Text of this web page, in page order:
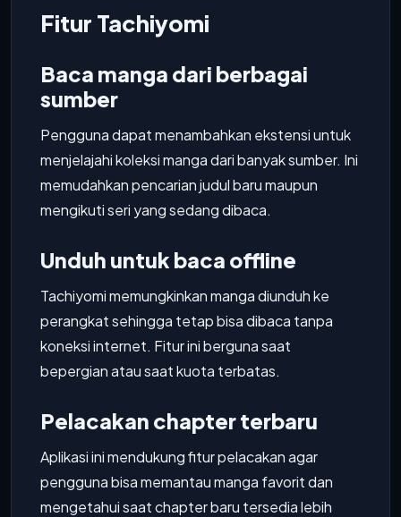
Fitur Tachiyomi
Baca manga dari berbagai
sumber
Pengguna dapat menambahkan ekstensi untuk
menjelajahi koleksi manga dari banyak sumber. Ini
memudahkan pencarian judul baru maupun
mengikuti seri yang sedang dibaca.
Unduh untuk baca offline
Tachiyomi memungkinkan manga diunduh ke
perangkat sehingga tetap bisa dibaca tanpa
koneksi internet. Fitur ini berguna saat
bepergian atau saat kuota terbatas.
Pelacakan chapter terbaru
Aplikasi ini mendukung fitur pelacakan agar
pengguna bisa memantau manga favorit dan
mengetahui saat chapter baru tersedia lebih